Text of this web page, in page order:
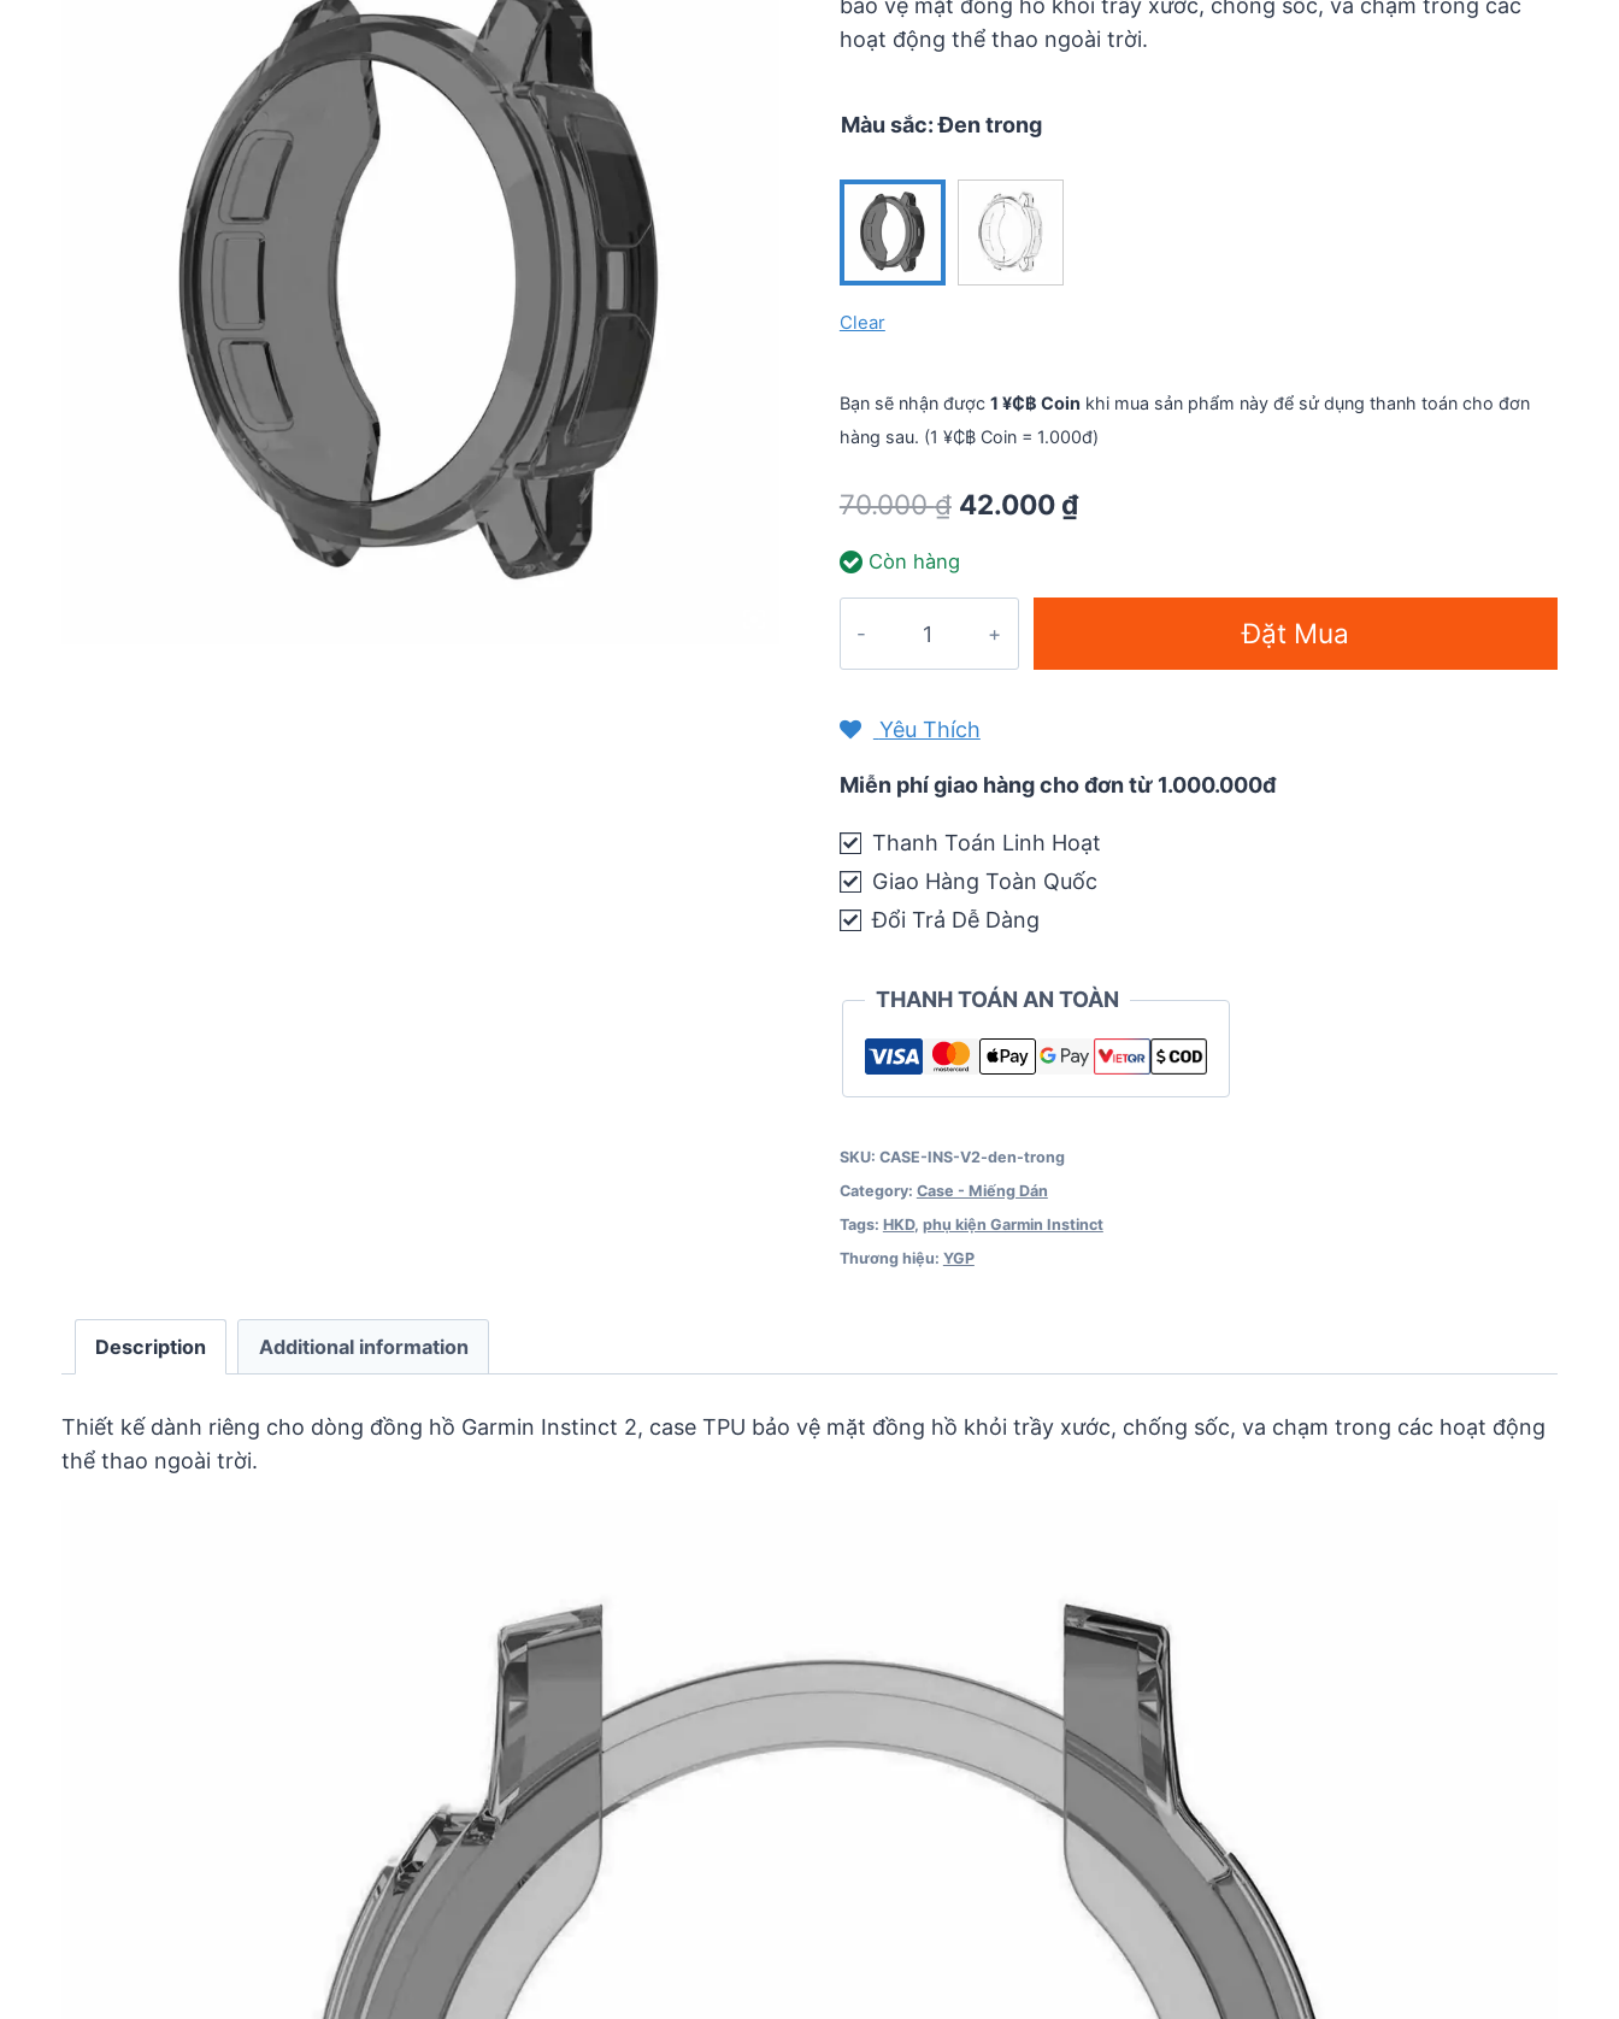
70.000 ₫.42.000 ₫.
bảo vệ mặt đồng hồ khỏi trầy xước, chống sốc, va chạm trong các
hoạt động thể thao ngoài trời.
Màu sắc: Đen trong
Clear
Bạn sẽ nhận được 1 ¥₵฿ Coin khi mua sản phẩm này để sử dụng thanh toán cho đơn
hàng sau. (1 ¥₵฿ Coin = 1.000đ)
70.000₫ Original
was:
70.000 ₫.
42.000 ₫Current
42.000 ₫.
Còn hàng
TPU
Garmin
2
quantity
Đặt Mua
Yêu Thích
Miễn phí giao hàng cho đơn từ 1.000.000đ
Thanh Toán Linh Hoạt
Giao Hàng Toàn Quốc
Đổi Trả Dễ Dàng
THANH TOÁN AN TOÀN
SKU: CASE-INS-V2-den-trong
Category: Case - Miếng Dán
Tags: HKD, phụ kiện Garmin Instinct
Thương hiệu: YGP
Description Additional information
Thiết kế dành riêng cho dòng đồng hồ Garmin Instinct 2, case TPU bảo vệ mặt đồng hồ khỏi trầy xước, chống sốc, va chạm trong các hoạt động
thể thao ngoài trời.